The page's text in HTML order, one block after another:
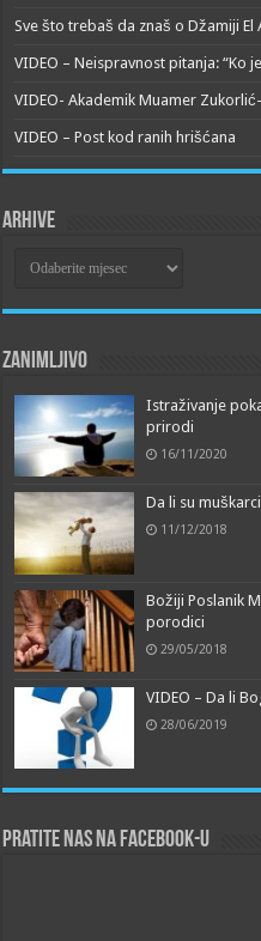
Sve što trebaš da znaš o Džamiji El
VIDEO – Neispravnost pitanja: “Ko
VIDEO- Akademik Muamer
VIDEO – Post kod ranih hrišćana
Arhive
Zanimljivo
Istraživanje
prirodi
16/11/2020
Da li su
11/12/2018
Božiji Poslanik
porodici
29/05/2018
VIDEO – Da li
28/06/2019
Pratite nas na Facebook-u